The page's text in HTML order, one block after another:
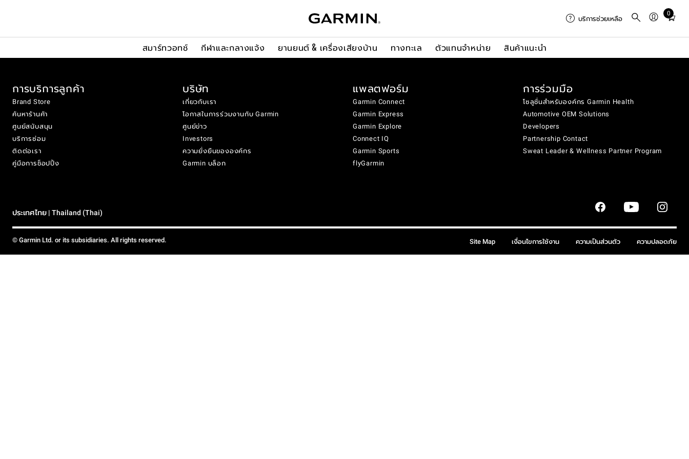
สมาร์ทวอทช์ กีฬาและกลางแจ้ง ยานยนต์ & เครื่องเสียงบ้าน ทางทะเล ตัวแทนจำหน่าย สินค้าแนะนำ
บริการช่วยเหลือ
0
Total
cart:
การบริการลูกค้า
Brand Store
ค้นหาร้านค้า
ศูนย์สนับสนุน
บริการซ่อม
ติดต่อเรา
คู่มือการช็อปปิ้ง
บริษัท
เกี่ยวกับเรา
โอกาสในการร่วมงานกับ Garmin
ศูนย์ข่าว
Investors
ความยั่งยืนขององค์กร
Garmin บล็อก
แพลตฟอร์ม
Garmin Connect
Garmin Express
Garmin Explore
Connect IQ
Garmin Sports
flyGarmin
การร่วมมือ
โซลูชั่นสำหรับองค์กร Garmin Health
Automotive OEM Solutions
Developers
Partnership Contact
Sweat Leader & Wellness Partner Program
ประเทศไทย | Thailand (Thai)
© Garmin Ltd. or its subsidiaries. All rights reserved. Site Map เงื่อนไขการใช้งาน ความเป็นส่วนตัว ความปลอดภัย